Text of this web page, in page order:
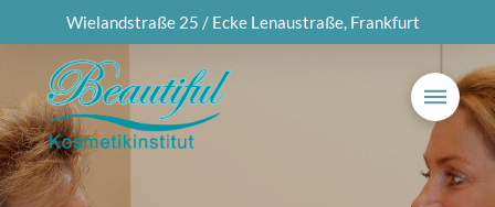
Wielandstraße 25 / Ecke Lenaustraße, Frankfurt